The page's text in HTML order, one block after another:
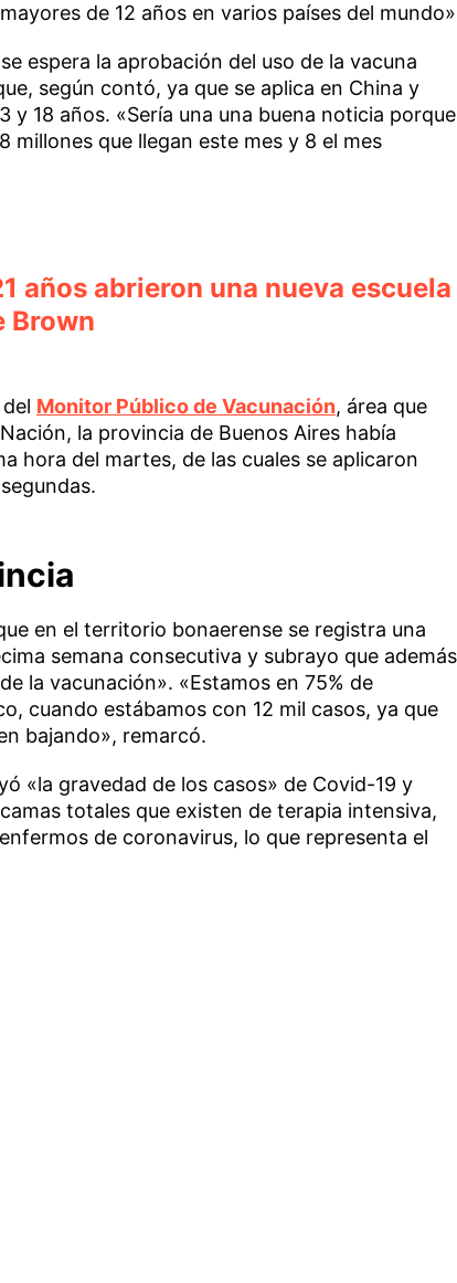
de 12 años en varios países del
espera la aprobación del uso de la vacuna
según contó, ya que se aplica en China y
y 18 años. «Sería una una buena noticia porque
millones que llegan este mes y 8 el mes
años abrieron una nueva escuela
Brown
Monitor Público de Vacunación, área que
la provincia de Buenos Aires había
hora del martes, de las cuales se aplicaron
en el territorio bonaerense se registra una
semana consecutiva y subrayo que además
la vacunación». «Estamos en 75% de
cuando estábamos con 12 mil casos, ya que
bajando», remarcó.
«la gravedad de los casos» de Covid-19 y
totales que existen de terapia intensiva,
de coronavirus, lo que representa el